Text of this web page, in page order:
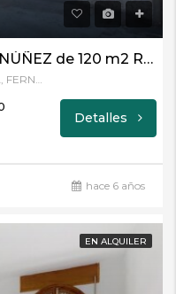
Piso en venta en FERNÁN-NÚÑEZ de 120 m2 REF:46510362
Detalles
hace 6 años
EN ALQUILER